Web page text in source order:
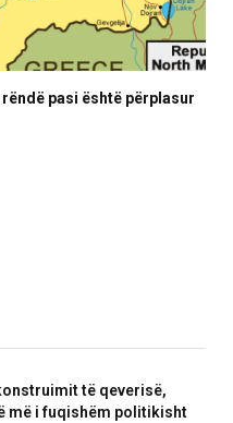
pasi është përplasur
të qeverisë,
më i fuqishëm politikisht